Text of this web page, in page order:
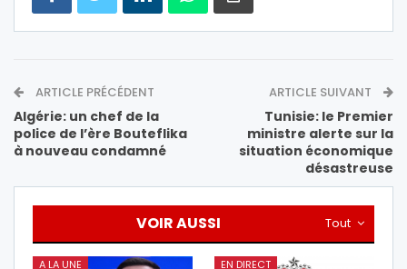
ARTICLE PRÉCÉDENT
Algérie: un chef de la
police de l’ère Bouteflika
à nouveau condamné
ARTICLE SUIVANT
Tunisie: le Premier
ministre alerte sur la
situation économique
désastreuse
Tout
VOIR AUSSI
A LA UNE EN DIRECT